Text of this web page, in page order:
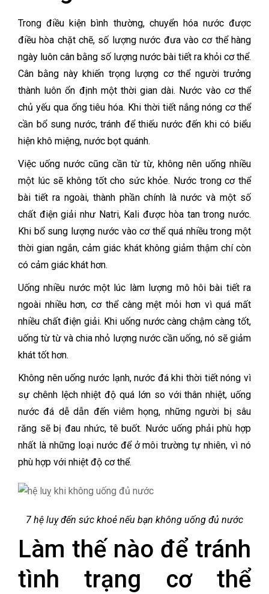
Trong điều kiện bình thường, chuyển hóa nước được
điều hòa chặt chẽ, số lượng nước đưa vào cơ thể hàng
ngày luôn cân bằng số lượng nước bài tiết ra khỏi cơ thể.
Cân bằng này khiến trọng lượng cơ thể người trưởng
thành luôn ổn định một thời gian dài. Nước vào cơ thể
chủ yếu qua ống tiêu hóa. Khi thời tiết nắng nóng cơ thể
cần bổ sung nước, tránh để thiếu nước đến khi có biểu
hiện khô miệng, nước bọt quánh.
Việc uống nước cũng cần từ từ, không nên uống nhiều
một lúc sẽ không tốt cho sức khỏe. Nước trong cơ thể
bài tiết ra ngoài, thành phần chính là nước và một số
chất điện giải như Natri, Kali được hòa tan trong nước.
Khi bổ sung lượng nước vào cơ thể quá nhiều trong một
thời gian ngắn, cảm giác khát không giảm thậm chí còn
có cảm giác khát hơn.
Uống nhiều nước một lúc làm lượng mô hôi bài tiết ra
ngoài nhiều hơn, cơ thể càng mệt mỏi hơn vì quá mất
nhiều chất điện giải. Khi uống nước càng chậm càng tốt,
uống từ từ và chia nhỏ lượng nước cần uống, nó sẽ giảm
khát tốt hơn.
Không nên uống nước lạnh, nước đá khi thời tiết nóng vì
sự chênh lệch nhiệt độ quá lớn so với thân nhiệt, uống
nước đá dễ dẫn đến viêm họng, những người bị sâu
răng sẽ bị đau nhức, tê buốt. Nước uống phải phù hợp
nhất là những loại nước để ở môi trường tự nhiên, vì nó
phù hợp với nhiệt độ cơ thể.
7 hệ luỵ đến sức khoẻ nếu bạn không uống đủ nước
Làm thế nào để tránh
tình trạng cơ thể